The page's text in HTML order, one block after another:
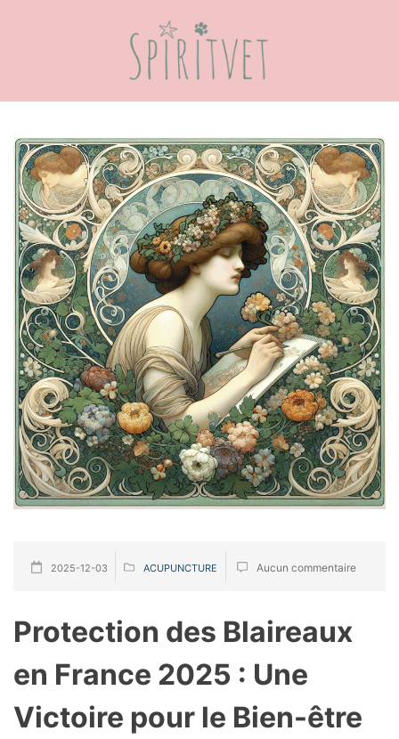
2025-12-03 ACUPUNCTURE Aucun commentaire
Protection des Blaireaux
en France 2025 : Une
Victoire pour le Bien-être